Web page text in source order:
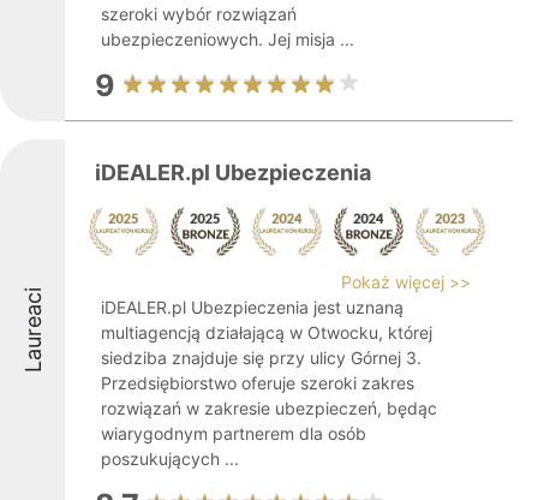
szeroki wybór rozwiązań
ubezpieczeniowych. Jej misja ...
9
Laureaci
iDEALER.pl Ubezpieczenia
Pokaż więcej >>
iDEALER.pl Ubezpieczenia jest uznaną
multiagencją działającą w Otwocku, której
siedziba znajduje się przy ulicy Górnej 3.
Przedsiębiorstwo oferuje szeroki zakres
rozwiązań w zakresie ubezpieczeń, będąc
wiarygodnym partnerem dla osób
poszukujących ...